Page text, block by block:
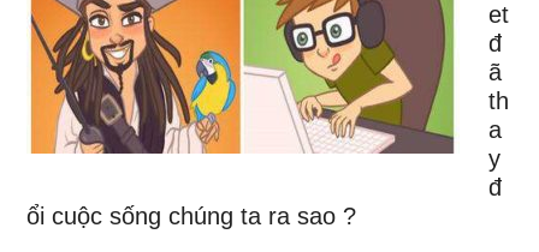
et
đ
ã
th
a
y
đ
ổi cuộc sống chúng ta ra sao ?